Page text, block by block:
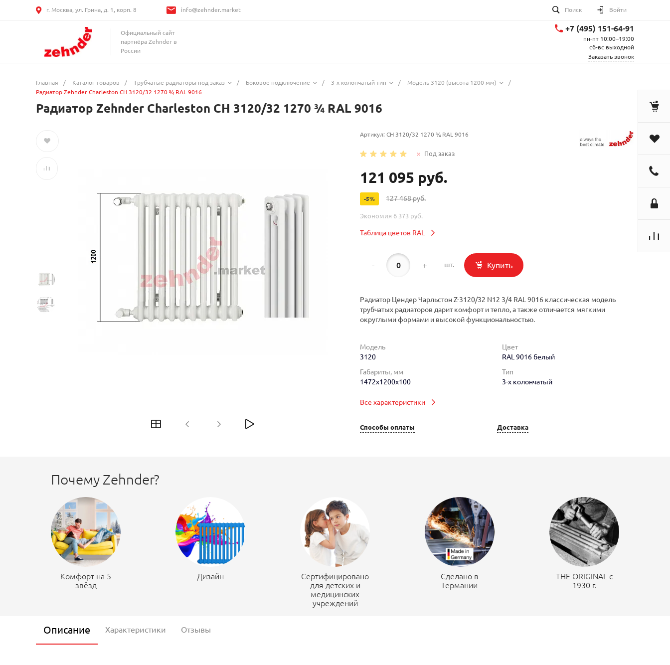
г. Москва, ул. Грина, д. 1, корп. 8 info@zehnder.market Поиск Войти
Официальный сайт
партнёра Zehnder в
России
+7 (495) 151-64-91
пн-пт 10:00–19:00
сб-вс выходной
Заказать звонок
Главная / Каталог товаров / Трубчатые радиаторы под заказ / Боковое подключение / 3-х колончатый тип / Модель 3120 (высота 1200 мм)
/
Радиатор Zehnder Charleston CH 3120/32 1270 ¾ RAL 9016
Радиатор Zehnder Charleston CH 3120/32 1270 ¾ RAL 9016
Артикул: CH 3120/32 1270 ¾ RAL 9016
Под заказ
121 095 руб.
-5% 127 468 руб.
Экономия 6 373 руб.
Таблица цветов RAL
- + шт. Купить
Радиатор Цендер Чарльстон Z-3120/32 N12 3/4 RAL 9016 классическая модель
трубчатых радиаторов дарит комфорт и тепло, а также отличается мягкими
округлыми формами и высокой функциональностью.
Модель
3120
Цвет
RAL 9016 белый
Габариты, мм
1472x1200x100
Тип
3-х колончатый
Все характеристики
Способы оплаты Доставка
Почему Zehnder?
Комфорт на 5
звёзд
Дизайн
Сертифицировано
для детских и
медицинских
учреждений
Сделано в
Германии
THE ORIGINAL c
1930 г.
Описание Характеристики Отзывы